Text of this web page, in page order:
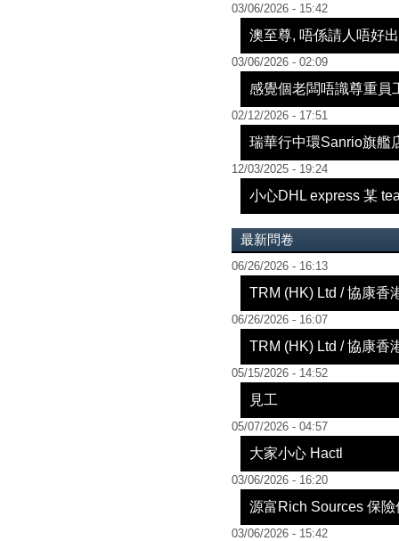
03/06/2026 - 15:42
澳至尊, 唔係請人唔好
03/06/2026 - 02:09
感覺個老闆唔識尊重員
02/12/2026 - 17:51
瑞華行中環Sanrio旗艦
12/03/2025 - 19:24
小心DHL express 某
最新問卷
06/26/2026 - 16:13
TRM (HK) Ltd / 協康香
06/26/2026 - 16:07
TRM (HK) Ltd / 協康香
05/15/2026 - 14:52
見工
05/07/2026 - 04:57
大家小心 Hactl
03/06/2026 - 16:20
源富Rich Sources 保
03/06/2026 - 15:42